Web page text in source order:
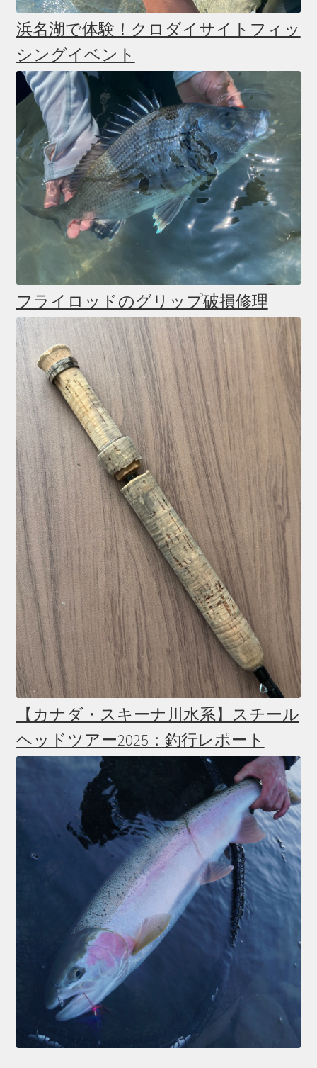
浜名湖で体験！クロダイサイトフィッ
シングイベント
フライロッドのグリップ破損修理
【カナダ・スキーナ川水系】スチール
ヘッドツアー2025：釣行レポート